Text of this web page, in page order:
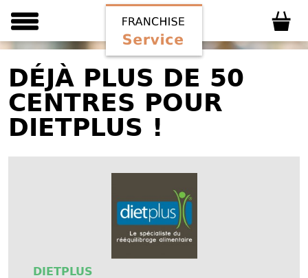
DÉJÀ PLUS DE 50
CENTRES POUR
DIETPLUS !
DIETPLUS